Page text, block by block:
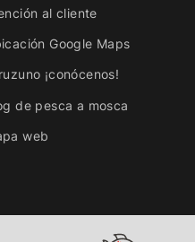
al cliente
Google Maps
¡conócenos!
de pesca a mosca
web